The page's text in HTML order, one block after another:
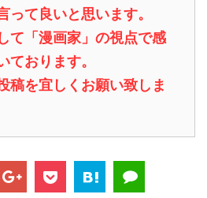
って良いと思います。
て「漫画家」の視点で感
ております。
稿を宜しくお願い致しま